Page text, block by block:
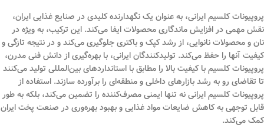
پروپیونات کلسیم ایرانی، به عنوان یک نگهدارنده کلیدی در صنایع غذایی ایران،
نقش مهمی در افزایش ماندگاری محصولات ایفا می‌کند. این ترکیب، به ویژه در
نان و محصولات نانوایی، از رشد کپک و باکتری جلوگیری می‌کند و در نتیجه تازگی و
کیفیت آنها را حفظ می‌کند. تولیدکنندگان ایرانی، با بهره‌گیری از دانش فنی مدرن،
پروپیونات کلسیم با کیفیت بالا را مطابق با استانداردهای بین‌المللی تولید می‌کنند
تا تقاضای رو به رشد بازارهای داخلی و منطقه‌ای را برآورده سازند. استفاده از
پروپیونات کلسیم ایرانی نه تنها ایمنی مصرف‌کننده را تضمین می‌کند، بلکه به طور
قابل توجهی به کاهش ضایعات مواد غذایی و بهبود بهره‌وری در صنعت پخت ایران
کمک می‌کند.